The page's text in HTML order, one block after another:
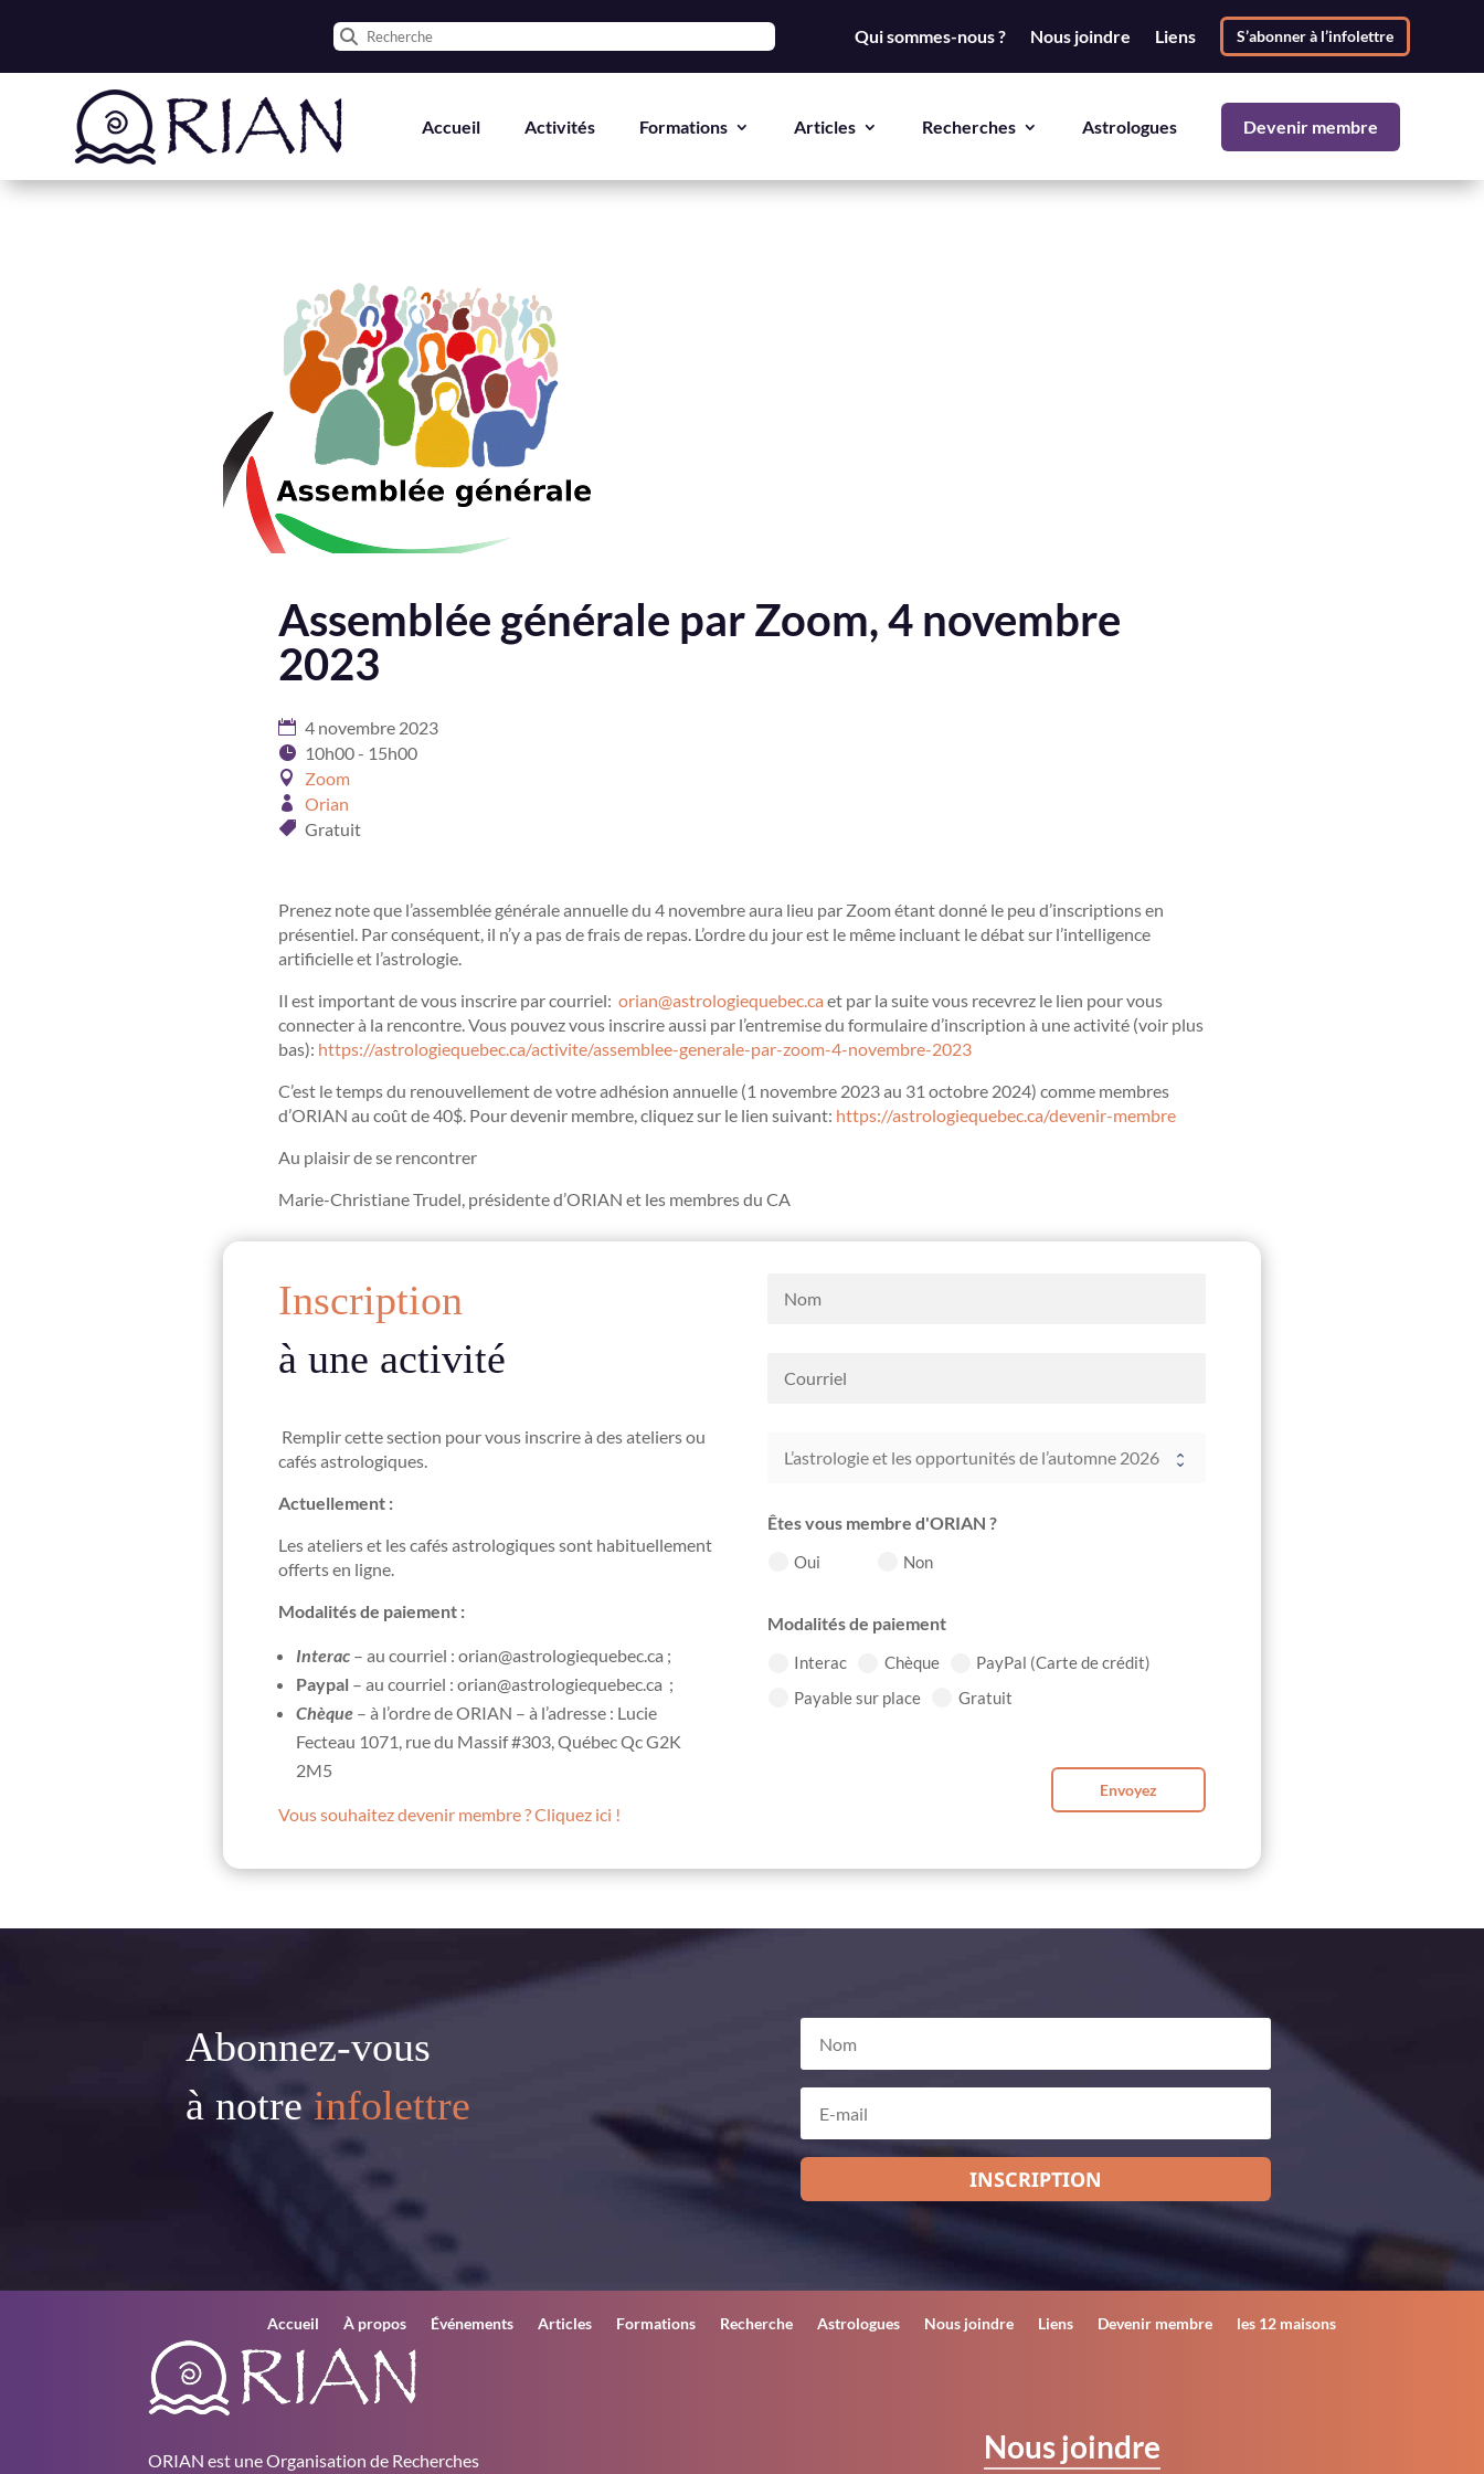
Qui sommes-nous ? Nous joindre Liens S’abonner à l’infolettre
Accueil Activités Formations Articles Recherches Astrologues Devenir membre
Assemblée générale par Zoom, 4 novembre
2023
4 novembre 2023
10h00 - 15h00
Zoom
Orian
Gratuit
Prenez note que l’assemblée générale annuelle du 4 novembre aura lieu par Zoom étant donné le peu d’inscriptions en
présentiel. Par conséquent, il n’y a pas de frais de repas. L’ordre du jour est le même incluant le débat sur l’intelligence
artificielle et l’astrologie.
Il est important de vous inscrire par courriel: orian@astrologiequebec.ca et par la suite vous recevrez le lien pour vous
connecter à la rencontre. Vous pouvez vous inscrire aussi par l’entremise du formulaire d’inscription à une activité (voir plus
bas): https://astrologiequebec.ca/activite/assemblee-generale-par-zoom-4-novembre-2023
C’est le temps du renouvellement de votre adhésion annuelle (1 novembre 2023 au 31 octobre 2024) comme membres
d’ORIAN au coût de 40$. Pour devenir membre, cliquez sur le lien suivant: https://astrologiequebec.ca/devenir-membre
Au plaisir de se rencontrer
Marie-Christiane Trudel, présidente d’ORIAN et les membres du CA
Inscription
à une activité
Remplir cette section pour vous inscrire à des ateliers ou
cafés astrologiques.
Actuellement :
Les ateliers et les cafés astrologiques sont habituellement
offerts en ligne.
Modalités de paiement :
Interac– au courriel : orian@astrologiequebec.ca ;
Paypal – au courriel : orian@astrologiequebec.ca ;
Chèque– à l’ordre de ORIAN – à l’adresse : Lucie
Fecteau 1071, rue du Massif #303, Québec Qc G2K
2M5
Vous souhaitez devenir membre ? Cliquez ici !
Êtes vous membre d'ORIAN ?
Oui Non
Modalités de paiement
Interac Chèque
PayPal (Carte de crédit)
Payable sur place
Gratuit
Envoyez
Abonnez-vous
à notre infolettre
INSCRIPTION
Accueil À propos Événements Articles Formations Recherche Astrologues Nous joindre Liens Devenir membre les 12 maisons
ORIAN est une Organisation de Recherches
Nous joindre